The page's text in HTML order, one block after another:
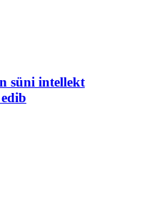
süni intellekt